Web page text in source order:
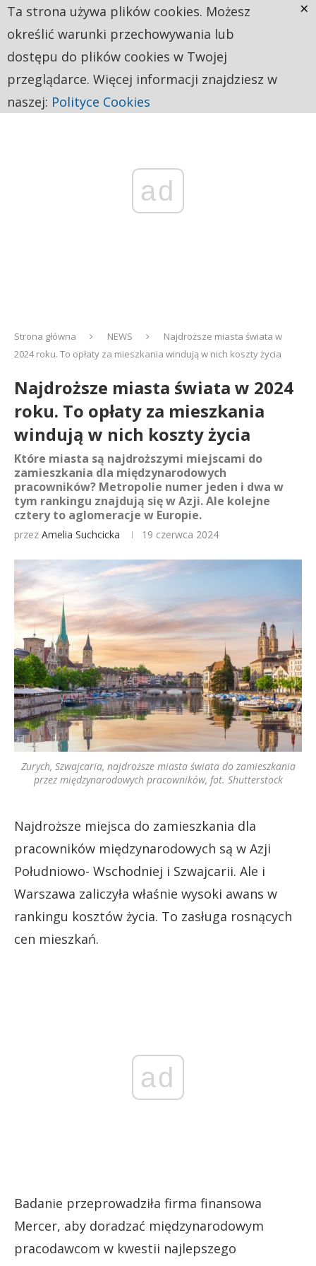
ad
Strona główna NEWS
Najdroższe miasta świata w
2024 roku. To opłaty za mieszkania windują w nich koszty życia
Najdroższe miasta świata w 2024
roku. To opłaty za mieszkania
windują w nich koszty życia
Które miasta są najdroższymi miejscami do
zamieszkania dla międzynarodowych
pracowników? Metropolie numer jeden i dwa w
tym rankingu znajdują się w Azji. Ale kolejne
cztery to aglomeracje w Europie.
przez Amelia Suchcicka 19 czerwca 2024
Zurych, Szwajcaria, najdroższe miasta świata do zamieszkania
przez międzynarodowych pracowników, fot. Shutterstock
Najdroższe miejsca do zamieszkania dla
pracowników międzynarodowych są w Azji
Południowo- Wschodniej i Szwajcarii. Ale i
Warszawa zaliczyła właśnie wysoki awans w
rankingu kosztów życia. To zasługa rosnących
cen mieszkań.
ad
Badanie przeprowadziła firma finansowa
Mercer, aby doradzać międzynarodowym
pracodawcom w kwestii najlepszego
Ta strona używa plików cookies. Możesz
określić warunki przechowywania lub
dostępu do plików cookies w Twojej
przeglądarce. Więcej informacji znajdziesz w
naszej: Polityce Cookies
×